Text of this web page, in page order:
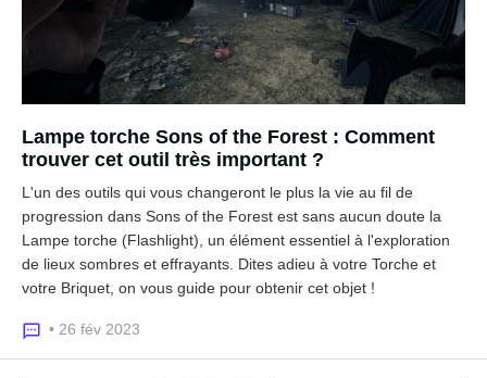
Lampe torche Sons of the Forest : Comment
trouver cet outil très important ?
L'un des outils qui vous changeront le plus la vie au fil de
progression dans Sons of the Forest est sans aucun doute la
Lampe torche (Flashlight), un élément essentiel à l'exploration
de lieux sombres et effrayants. Dites adieu à votre Torche et
votre Briquet, on vous guide pour obtenir cet objet !
• 26 fév 2023